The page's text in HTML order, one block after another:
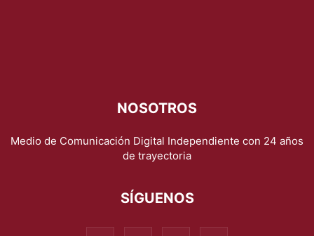
NOSOTROS
Medio de Comunicación Digital Independiente con 24 años
de trayectoria
SÍGUENOS